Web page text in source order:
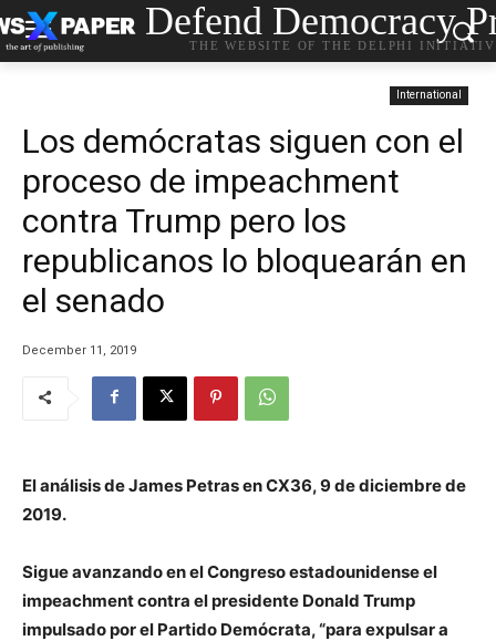
Defend Democracy
THE WEBSITE OF THE DELPHI
International
Los demócratas siguen con el
proceso de impeachment
contra Trump pero los
republicanos lo bloquearán en
el senado
December 11, 2019
El análisis de James Petras en CX36,9 de diciembre de
2019.
Sigue avanzando en el Congreso estadounidense el
impeachment contra el presidente Donald Trump
impulsado por el Partido Demócrata, “para expulsar a